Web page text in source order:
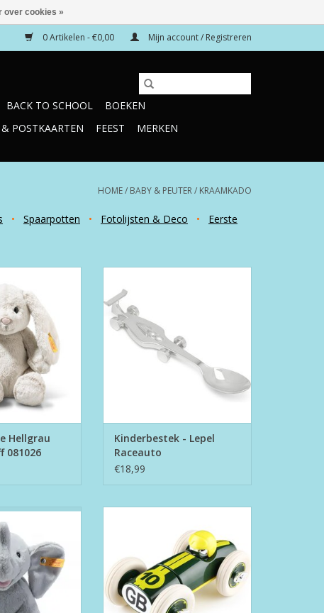
0 Artikelen - €0,00 Mijn account / Registreren
BACK TO SCHOOL
BOEKEN
POSTKAARTEN FEEST MERKEN
HOME/ BABY & PEUTER/ KRAAMKADO
• Spaarpotten • Fotolijsten & Deco •
Eerste
081026
WINKELWAGEN
Hellgrau
081026
TOEVOEGEN AAN WINKELWAGEN
Kinderbestek - Lepel
Raceauto
€18,99
Elefant - Steiff
WINKELWAGEN
TOEVOEGEN AAN WINKELWAGEN
over cookies »